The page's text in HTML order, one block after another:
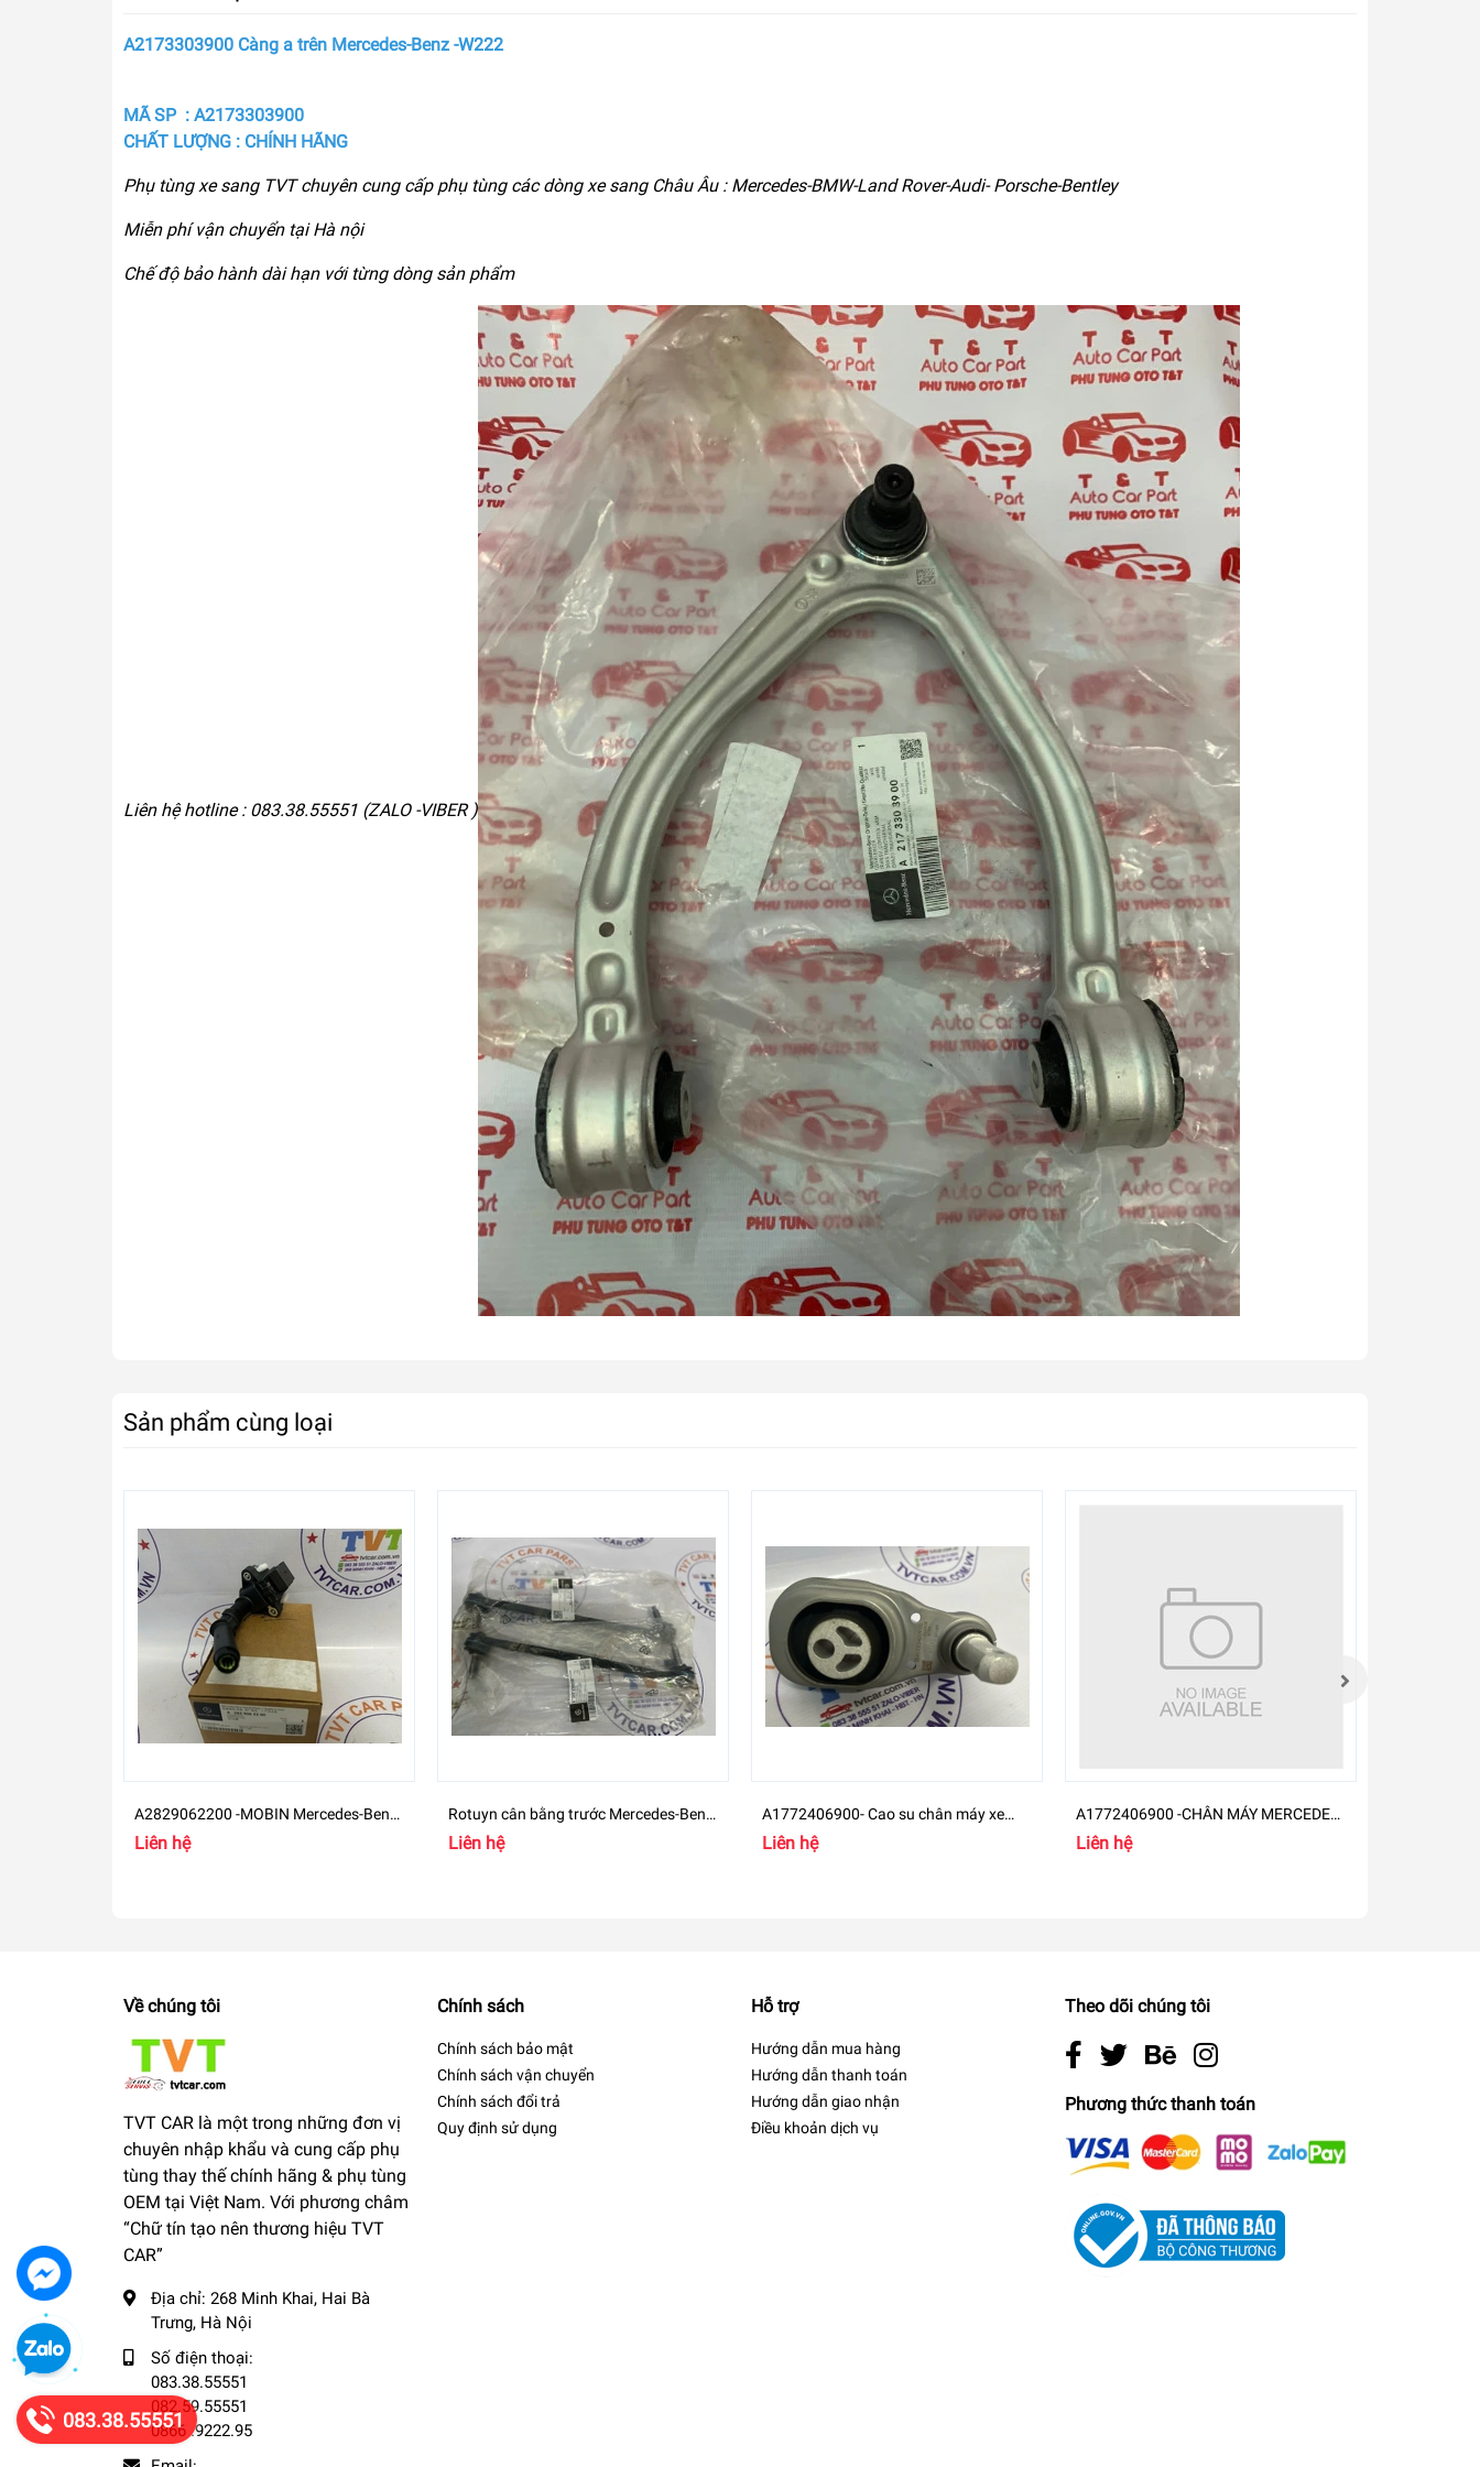
A2173303900 Càng a trên Mercedes-Benz -W222
MÃ SP : A2173303900
CHẤT LƯỢNG : CHÍNH HÃNG
Phụ tùng xe sang TVT chuyên cung cấp phụ tùng các dòng xe sang Châu Âu : Mercedes-BMW-Land Rover-Audi- Porsche-Bentley
Miễn phí vận chuyển tại Hà nội
Chế độ bảo hành dài hạn với từng dòng sản phẩm
Liên hệ hotline : 083.38.55551 (ZALO -VIBER )
Sản phẩm cùng loại
A2829062200 -MOBIN Mercedes-Benz
BLiên hệ
Rotuyn cân bằng trước Mercedes-Benz
GLB 200 - A2473204200
Liên hệ
A1772406900- Cao su chân máy xe
Mercedes GLB Class
Liên hệ
A1772406900 -CHÂN MÁY MERCEDES-
BENZ GLB
Liên hệ
Về chúng tôi
TVT CAR là một trong những đơn vị
chuyên nhập khẩu và cung cấp phụ
tùng thay thế chính hãng & phụ tùng
OEM tại Việt Nam. Với phương châm
“Chữ tín tạo nên thương hiệu TVT
CAR”
Địa chỉ: 268 Minh Khai, Hai Bà
Trưng, Hà Nội
Số điện thoại:
083.38.55551
082.59.55551
0866 .9222.95
Chính sách
Chính sách bảo mật
Chính sách vận chuyển
Chính sách đổi trả
Quy định sử dụng
Hỗ trợ
Hướng dẫn mua hàng
Hướng dẫn thanh toán
Hướng dẫn giao nhận
Điều khoản dịch vụ
Theo dõi chúng tôi
Phương thức thanh toán
083.38.55551